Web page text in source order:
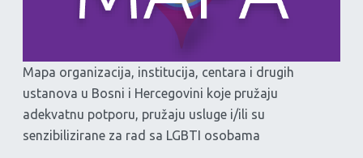
Mapa organizacija, institucija, centara i drugih
ustanova u Bosni i Hercegovini koje pružaju
adekvatnu potporu, pružaju usluge i/ili su
senzibilizirane za rad sa LGBTI osobama